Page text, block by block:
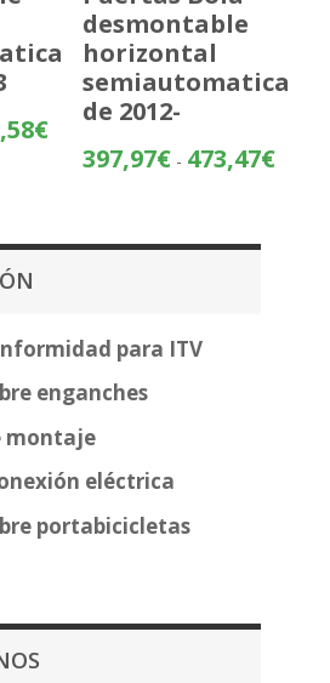
€Rango
desmontable
horizontal
semiautomatica
de 2012-
397,97€ - 473,47€Rango
para ITV
enganches
montaje
eléctrica
portabicicletas